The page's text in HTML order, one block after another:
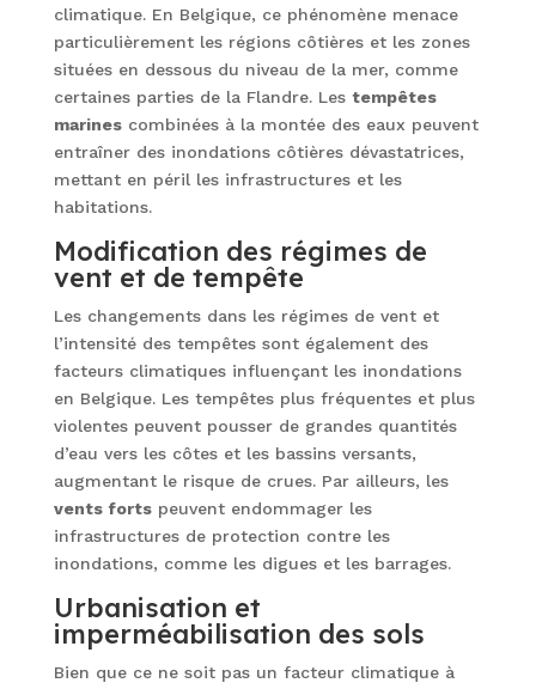
climatique. En Belgique, ce phénomène menace
particulièrement les régions côtières et les zones
situées en dessous du niveau de la mer, comme
certaines parties de la Flandre. Les tempêtes
marinescombinées à la montée des eaux peuvent
entraîner des inondations côtières dévastatrices,
mettant en péril les infrastructures et les
habitations.
Modification des régimes de
vent et de tempête
Les changements dans les régimes de vent et
l’intensité des tempêtes sont également des
facteurs climatiques influençant les inondations
en Belgique. Les tempêtes plus fréquentes et plus
violentes peuvent pousser de grandes quantités
d’eau vers les côtes et les bassins versants,
augmentant le risque de crues. Par ailleurs, les
vents fortspeuvent endommager les
infrastructures de protection contre les
inondations, comme les digues et les barrages.
Urbanisation et
imperméabilisation des sols
Bien que ce ne soit pas un facteur climatique à